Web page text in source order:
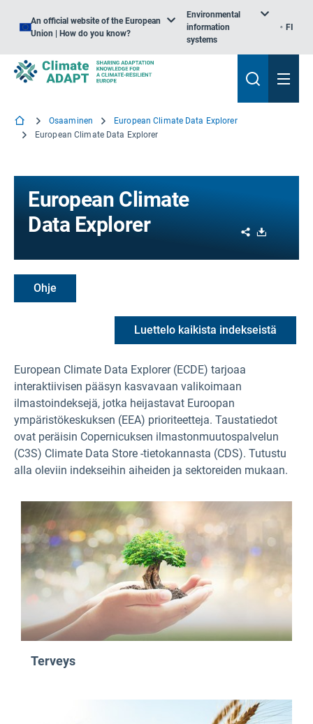
An official website of the European
Union | How do you know?
Environmental
information
systems
FI
Osaaminen
European Climate Data Explorer
European Climate Data Explorer
European Climate
Data Explorer
Share
Ohje
Luettelo kaikista indekseistä
European Climate Data Explorer (ECDE) tarjoaa
interaktiivisen pääsyn kasvavaan valikoimaan
ilmastoindeksejä, jotka heijastavat Euroopan
ympäristökeskuksen (EEA) prioriteetteja. Taustatiedot
ovat peräisin Copernicuksen ilmastonmuutospalvelun
(C3S) Climate Data Store -tietokannasta (CDS). Tutustu
alla oleviin indekseihin aiheiden ja sektoreiden mukaan.
Terveys